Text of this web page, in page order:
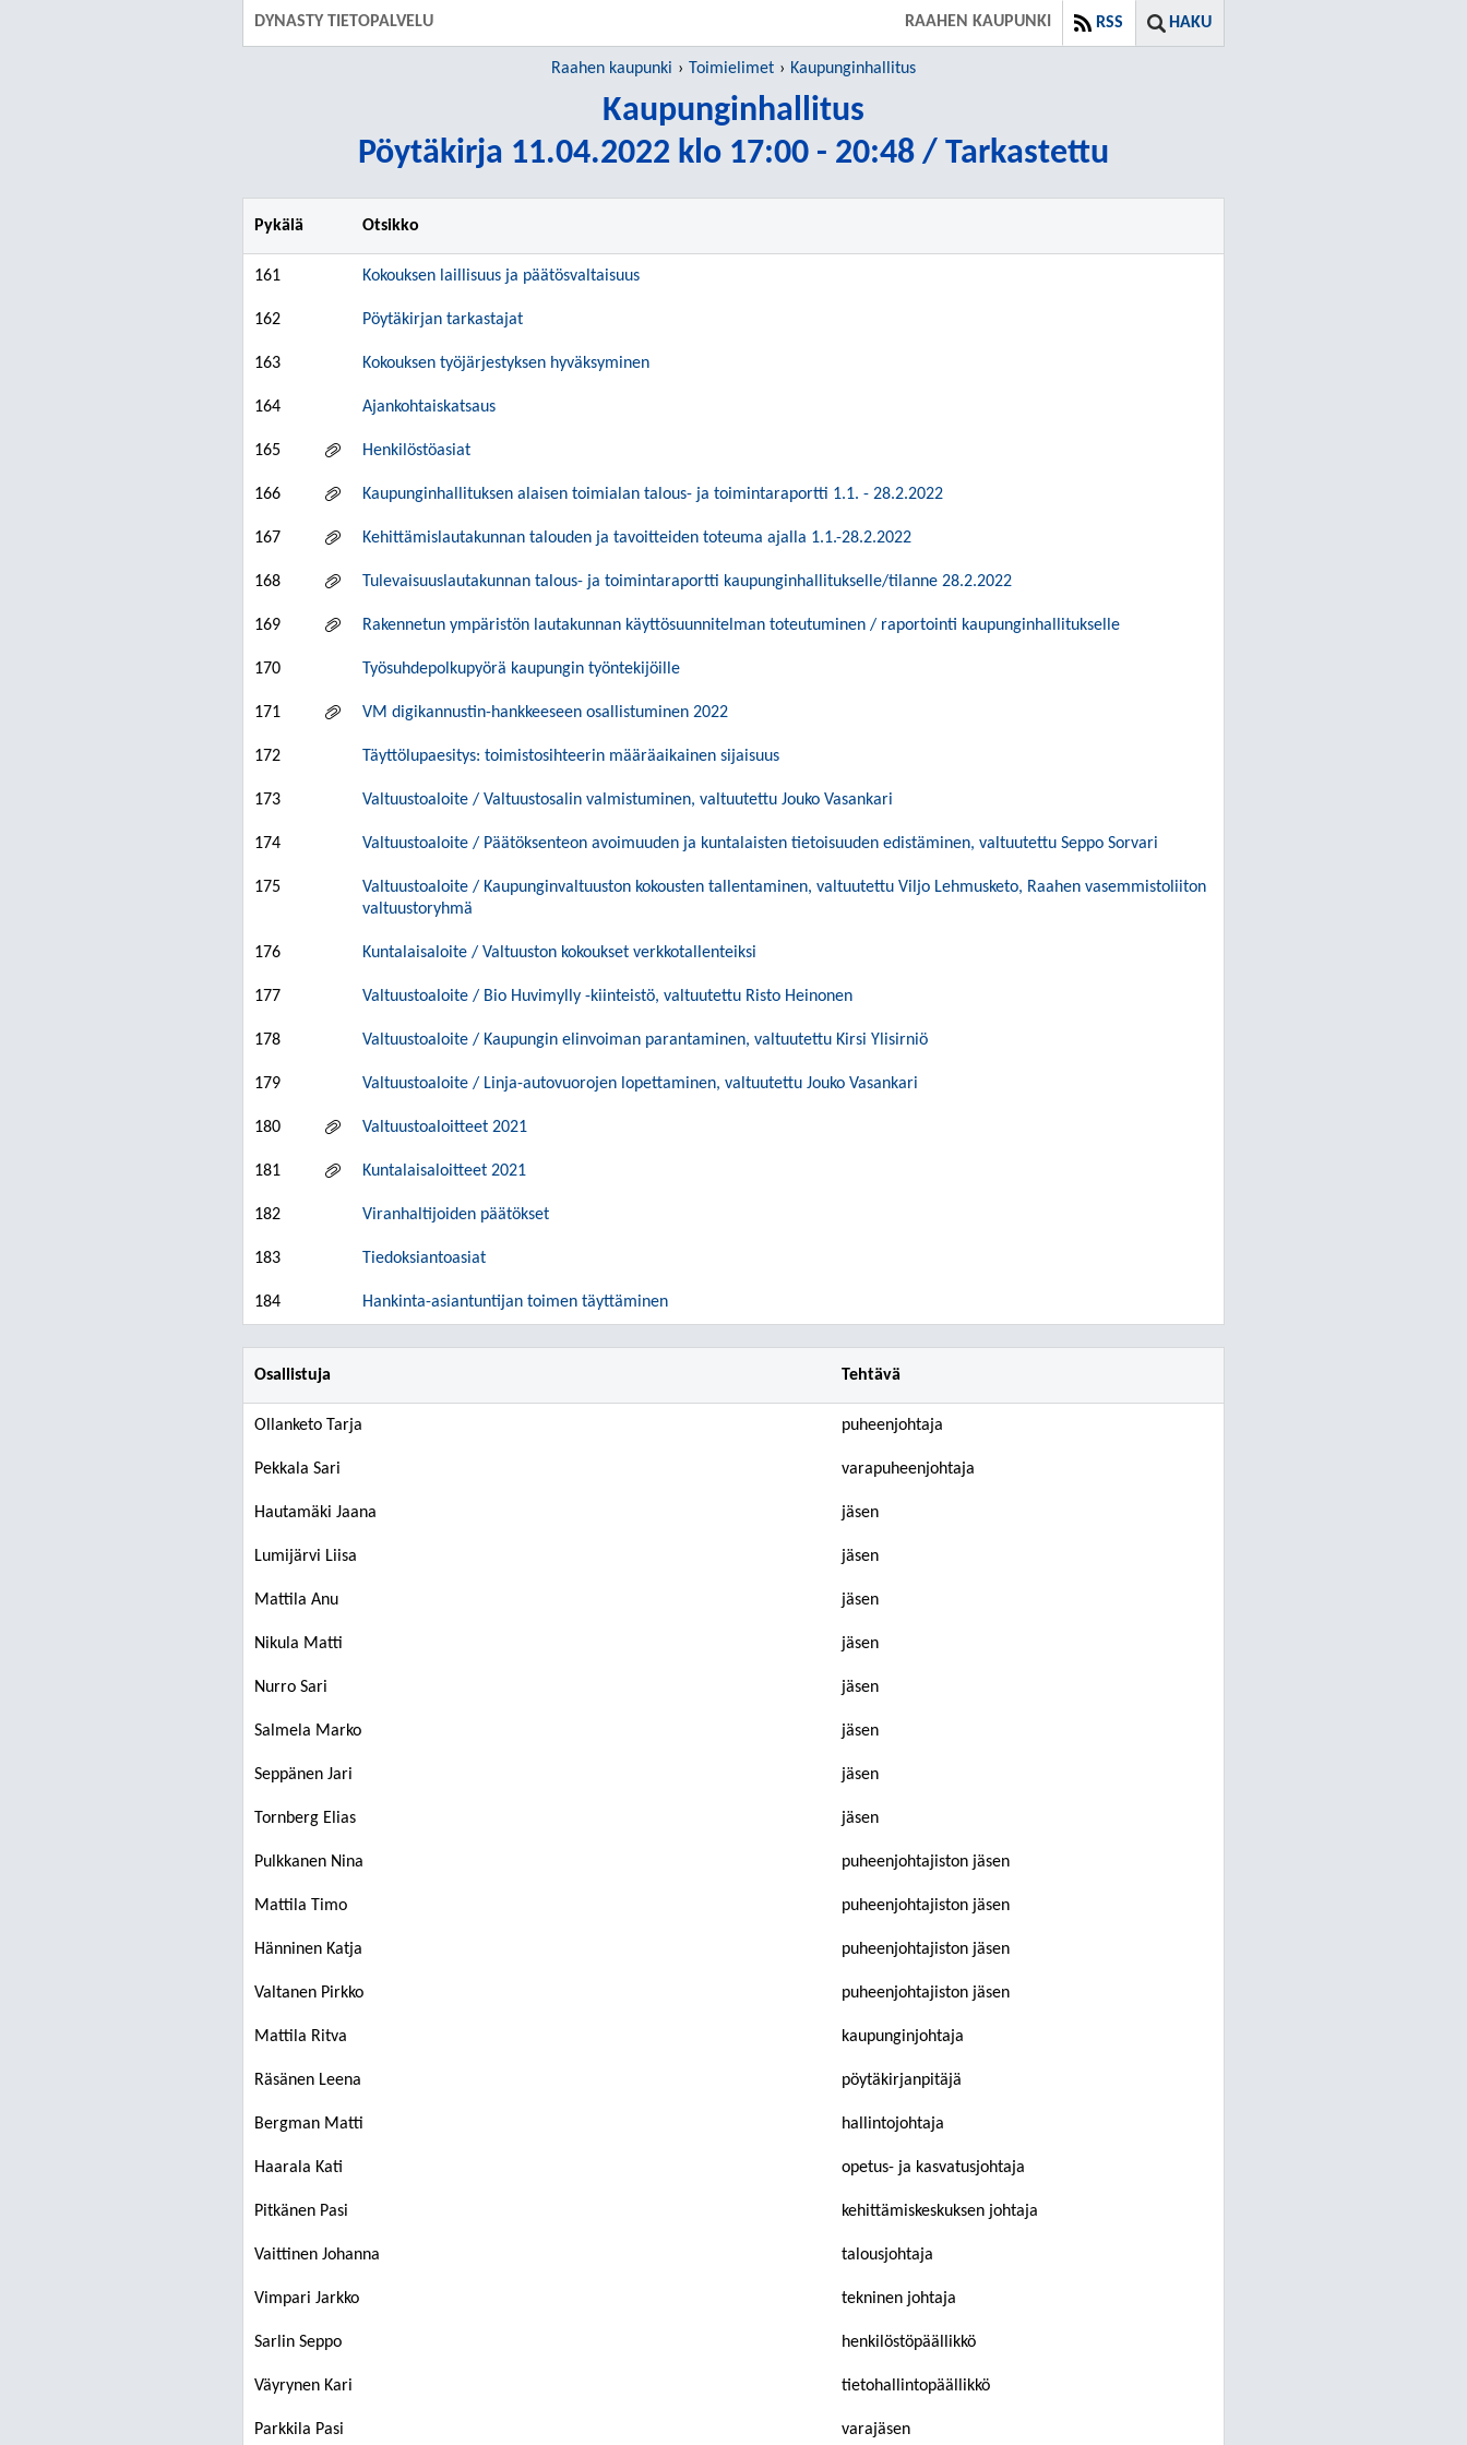
DYNASTY TIETOPALVELU HAKU
RSS
RAAHEN KAUPUNKI
Raahen kaupunki Toimielimet Kaupunginhallitus
Kaupunginhallitus
Pöytäkirja 11.04.2022 klo 17:00 - 20:48 / Tarkastettu
Pykälä Otsikko
161 Kokouksen laillisuus ja päätösvaltaisuus
162 Pöytäkirjan tarkastajat
163 Kokouksen työjärjestyksen hyväksyminen
164 Ajankohtaiskatsaus
165 Henkilöstöasiat
166 Kaupunginhallituksen alaisen toimialan talous- ja toimintaraportti 1.1. - 28.2.2022
167 Kehittämislautakunnan talouden ja tavoitteiden toteuma ajalla 1.1.-28.2.2022
168 Tulevaisuuslautakunnan talous- ja toimintaraportti kaupunginhallitukselle/tilanne 28.2.2022
169 Rakennetun ympäristön lautakunnan käyttösuunnitelman toteutuminen / raportointi kaupunginhallitukselle
170 Työsuhdepolkupyörä kaupungin työntekijöille
171 VM digikannustin-hankkeeseen osallistuminen 2022
172 Täyttölupaesitys: toimistosihteerin määräaikainen sijaisuus
173 Valtuustoaloite / Valtuustosalin valmistuminen, valtuutettu Jouko Vasankari
174 Valtuustoaloite / Päätöksenteon avoimuuden ja kuntalaisten tietoisuuden edistäminen, valtuutettu Seppo Sorvari
175
Valtuustoaloite / Kaupunginvaltuuston kokousten tallentaminen, valtuutettu Viljo Lehmusketo, Raahen vasemmistoliiton
valtuustoryhmä
176 Kuntalaisaloite / Valtuuston kokoukset verkkotallenteiksi
177 Valtuustoaloite / Bio Huvimylly -kiinteistö, valtuutettu Risto Heinonen
178 Valtuustoaloite / Kaupungin elinvoiman parantaminen, valtuutettu Kirsi Ylisirniö
179 Valtuustoaloite / Linja-autovuorojen lopettaminen, valtuutettu Jouko Vasankari
180 Valtuustoaloitteet 2021
181 Kuntalaisaloitteet 2021
182 Viranhaltijoiden päätökset
183 Tiedoksiantoasiat
184 Hankinta-asiantuntijan toimen täyttäminen
Osallistuja Tehtävä
Ollanketo Tarja puheenjohtaja
Pekkala Sari varapuheenjohtaja
Hautamäki Jaana jäsen
Lumijärvi Liisa jäsen
Mattila Anu jäsen
Nikula Matti jäsen
Nurro Sari jäsen
Salmela Marko jäsen
Seppänen Jari jäsen
Tornberg Elias jäsen
Pulkkanen Nina puheenjohtajiston jäsen
Mattila Timo puheenjohtajiston jäsen
Hänninen Katja puheenjohtajiston jäsen
Valtanen Pirkko puheenjohtajiston jäsen
Mattila Ritva kaupunginjohtaja
Räsänen Leena pöytäkirjanpitäjä
Bergman Matti hallintojohtaja
Haarala Kati opetus- ja kasvatusjohtaja
Pitkänen Pasi kehittämiskeskuksen johtaja
Vaittinen Johanna talousjohtaja
Vimpari Jarkko tekninen johtaja
Sarlin Seppo henkilöstöpäällikkö
Väyrynen Kari tietohallintopäällikkö
Parkkila Pasi varajäsen